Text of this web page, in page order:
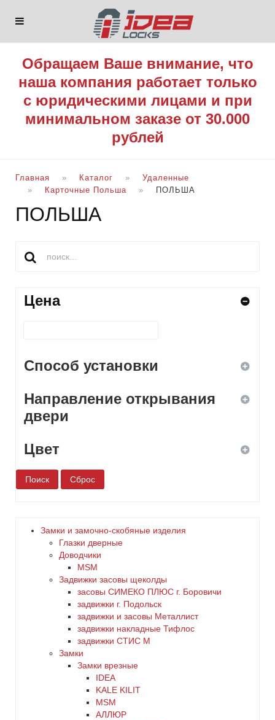
Обращаем Ваше внимание, что
наша компания работает только
с юридическими лицами и при
минимальном заказе от 30.000
рублей
Главная Каталог
Удаленные
Карточные Польша
ПОЛЬША
ПОЛЬША
Цена
Способ установки
ввертной
Направление открывания
двери
левое
правое
Цвет
белый
желтый
Замки и замочно-скобяные изделия
Глазки дверные
Доводчики
MSM
Задвижки засовы щеколды
заcовы СИМЕКО ПЛЮС г. Боровичи
задвижки г. Подольск
задвижки и засовы Металлист
задвижки накладные Тифлос
задвижки СТИС М
Замки
Замки врезные
IDEA
KALE KILIT
MSM
АЛЛЮР